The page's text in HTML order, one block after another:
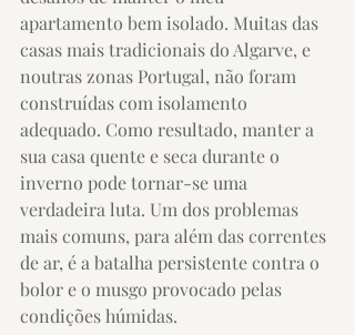
apartamento bem isolado. Muitas das
casas mais tradicionais do Algarve, e
noutras zonas Portugal, não foram
construídas com isolamento
adequado. Como resultado, manter a
sua casa quente e seca durante o
inverno pode tornar-se uma
verdadeira luta. Um dos problemas
mais comuns, para além das correntes
de ar, é a batalha persistente contra o
bolor e o musgo provocado pelas
condições húmidas.